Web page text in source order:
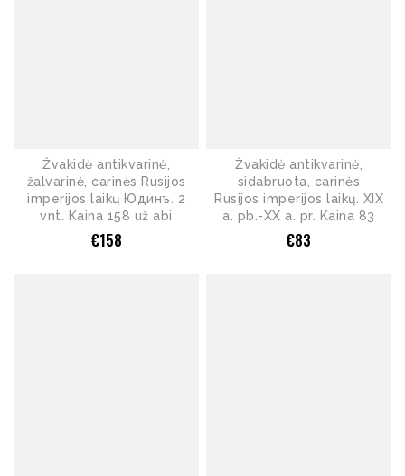
Žvakidė antikvarinė,
žalvarinė, carinės Rusijos
imperijos laikų Юдинъ. 2
vnt. Kaina 158 už abi
€158
Žvakidė antikvarinė,
sidabruota, carinės
Rusijos imperijos laikų. XIX
a. pb.-XX a. pr. Kaina 83
€83